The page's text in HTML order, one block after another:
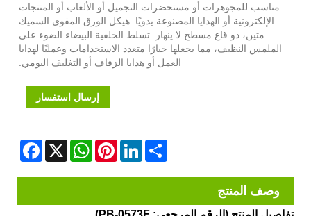
مناسب للمجوهرات أو مستحضرات التجميل أو الألعاب أو المنتجات
الإلكترونية أو الهدايا المصنوعة يدويًا. هيكل الورق المقوى السميك
متين، ذو قاع مسطح لا ينهار. تسلط الخلفية البيضاء الضوء على
الملمس النظيف، مما يجعلها خيارًا متعدد الاستخدامات وعمليًا لهدايا
العمل أو هدايا الزفاف أو التغليف اليومي.
إرسال استفسار
X
WhatsAppPinterestLinkedInShare
وصف المنتج